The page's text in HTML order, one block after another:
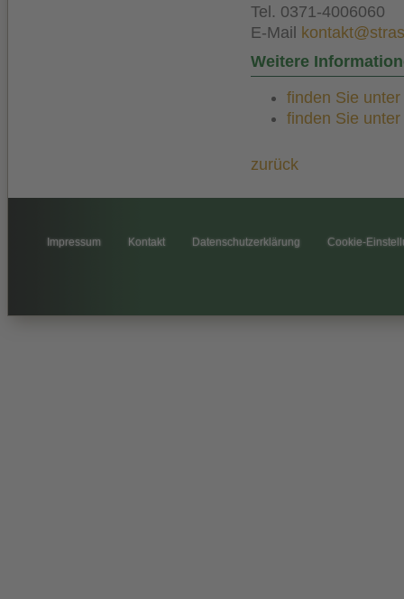
Tel. 0371-4006060
E-Mail
Weitere
finden Sie
finden Sie
zurück
Impressum Kontakt Datenschutzerklärung Cookie-